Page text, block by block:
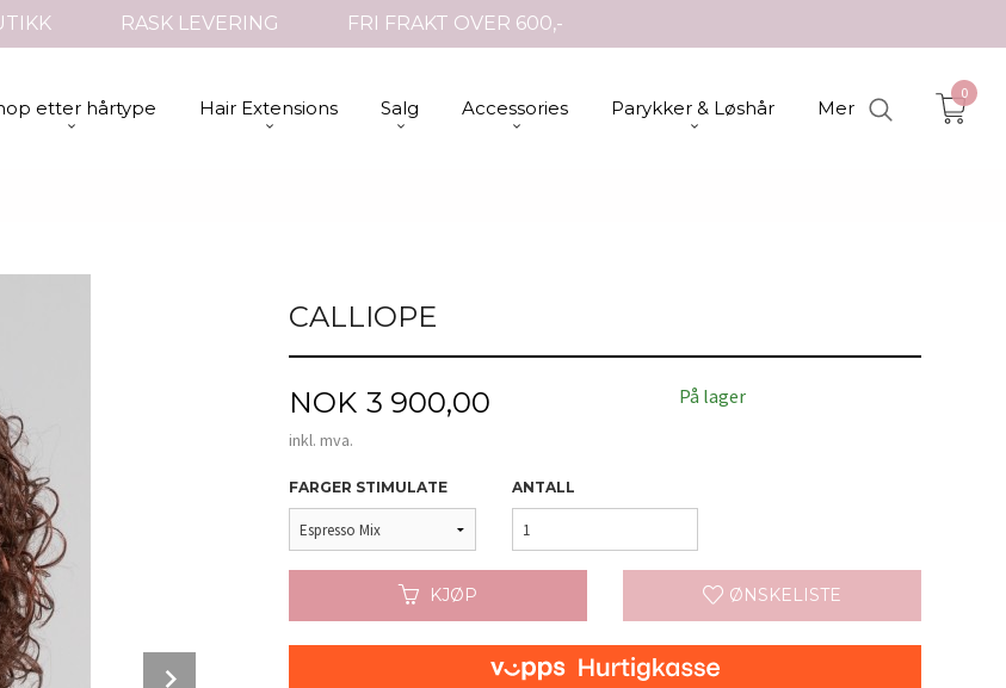
RASK LEVERING FRI FRAKT OVER 600,-
etter hårtype Hair Extensions Salg Accessories Parykker & Løshår Mer
0
CALLIOPE
Pris
NOK 3 900,00
inkl. mva.
På lager
FARGER STIMULATE ANTALL
KJØP ØNSKELISTE